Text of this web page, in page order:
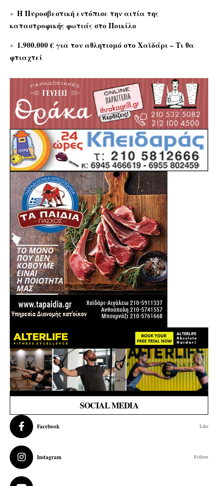
Η Πυροσβεστική εντόπισε την αιτία της
καταστροφικής φωτιάς στο Ποικίλο
1.900.000 € για τον αθλητισμό στο Χαϊδάρι – Τι θα
φτιαχτεί
SOCIAL MEDIA
Facebook Like
Instagram Follow